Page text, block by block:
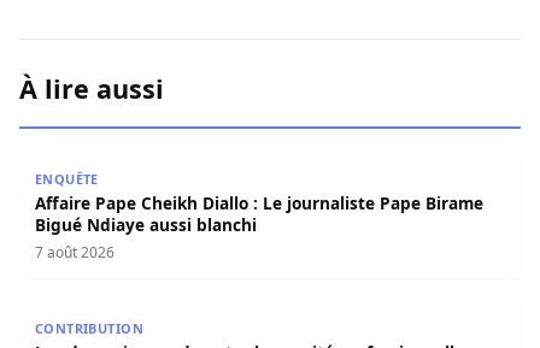
À lire aussi
ENQUÊTE
Affaire Pape Cheikh Diallo : Le journaliste Pape Birame
Bigué Ndiaye aussi blanchi
7 août 2026
CONTRIBUTION